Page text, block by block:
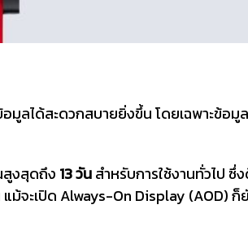
มูลได้สะดวกสบายยิ่งขึ้น โดยเฉพาะข้อมู
สูงสุดถึง 13 วันสำหรับการใช้งานทั่วไป ซึ่
ม้จะเปิด Always-On Display (AOD) ก็